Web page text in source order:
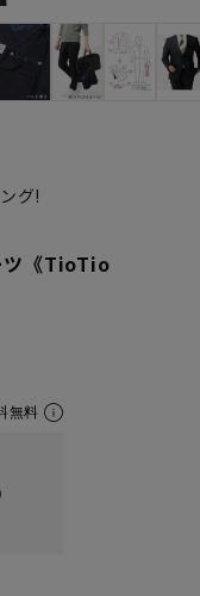
グ!
ツ《TioTio
無料